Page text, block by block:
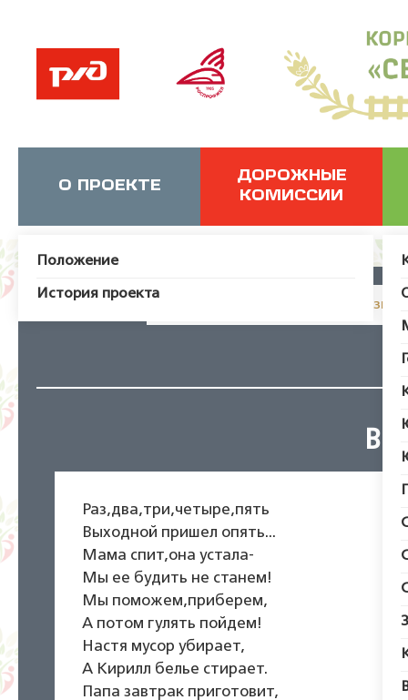
О ПРОЕКТЕ
Положение
История проекта
ДОРОЖНЫЕ
КОМИССИИ
JUser: :_load: Не удалось
Раз,два,три,четыре,пять
Выходной пришел опять...
Мама спит,она устала-
Мы ее будить не станем!
Мы поможем,приберем,
А потом гулять пойдем!
Настя мусор убирает,
А Кирилл белье стирает.
Папа завтрак приготовит,